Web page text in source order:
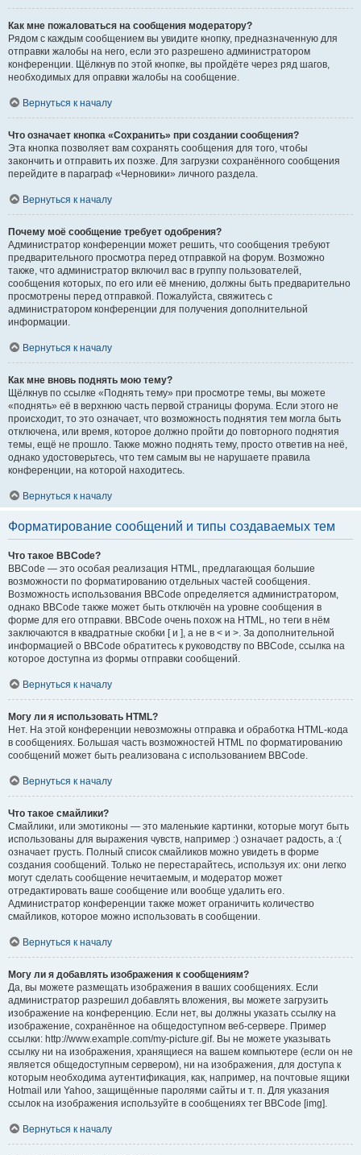
Как мне пожаловаться на сообщения модератору?
Рядом с каждым сообщением вы увидите кнопку, предназначенную для
отправки жалобы на него, если это разрешено администратором
конференции. Щёлкнув по этой кнопке, вы пройдёте через ряд шагов,
необходимых для оправки жалобы на сообщение.
Вернуться к началу
Что означает кнопка «Сохранить» при создании сообщения?
Эта кнопка позволяет вам сохранять сообщения для того, чтобы
закончить и отправить их позже. Для загрузки сохранённого сообщения
перейдите в параграф «Черновики» личного раздела.
Вернуться к началу
Почему моё сообщение требует одобрения?
Администратор конференции может решить, что сообщения требуют
предварительного просмотра перед отправкой на форум. Возможно
также, что администратор включил вас в группу пользователей,
сообщения которых, по его или её мнению, должны быть предварительно
просмотрены перед отправкой. Пожалуйста, свяжитесь с
администратором конференции для получения дополнительной
информации.
Вернуться к началу
Как мне вновь поднять мою тему?
Щёлкнув по ссылке «Поднять тему» при просмотре темы, вы можете
«поднять» её в верхнюю часть первой страницы форума. Если этого не
происходит, то это означает, что возможность поднятия тем могла быть
отключена, или время, которое должно пройти до повторного поднятия
темы, ещё не прошло. Также можно поднять тему, просто ответив на неё,
однако удостоверьтесь, что тем самым вы не нарушаете правила
конференции, на которой находитесь.
Вернуться к началу
Форматирование сообщений и типы создаваемых тем
Что такое BBCode?
BBCode — это особая реализация HTML, предлагающая большие
возможности по форматированию отдельных частей сообщения.
Возможность использования BBCode определяется администратором,
однако BBCode также может быть отключён на уровне сообщения в
форме для его отправки. BBCode очень похож на HTML, но теги в нём
заключаются в квадратные скобки [ и ], а не в < и >. За дополнительной
информацией о BBCode обратитесь к руководству по BBCode, ссылка на
которое доступна из формы отправки сообщений.
Вернуться к началу
Могу ли я использовать HTML?
Нет. На этой конференции невозможны отправка и обработка HTML-кода
в сообщениях. Большая часть возможностей HTML по форматированию
сообщений может быть реализована с использованием BBCode.
Вернуться к началу
Что такое смайлики?
Смайлики, или эмотиконы — это маленькие картинки, которые могут быть
использованы для выражения чувств, например :) означает радость, а :(
означает грусть. Полный список смайликов можно увидеть в форме
создания сообщений. Только не перестарайтесь, используя их: они легко
могут сделать сообщение нечитаемым, и модератор может
отредактировать ваше сообщение или вообще удалить его.
Администратор конференции также может ограничить количество
смайликов, которое можно использовать в сообщении.
Вернуться к началу
Могу ли я добавлять изображения к сообщениям?
Да, вы можете размещать изображения в ваших сообщениях. Если
администратор разрешил добавлять вложения, вы можете загрузить
изображение на конференцию. Если нет, вы должны указать ссылку на
изображение, сохранённое на общедоступном веб-сервере. Пример
ссылки: http://www.example.com/my-picture.gif. Вы не можете указывать
ссылку ни на изображения, хранящиеся на вашем компьютере (если он не
является общедоступным сервером), ни на изображения, для доступа к
которым необходима аутентификация, как, например, на почтовые ящики
Hotmail или Yahoo, защищённые паролями сайты и т. п. Для указания
ссылок на изображения используйте в сообщениях тег BBCode [img].
Вернуться к началу